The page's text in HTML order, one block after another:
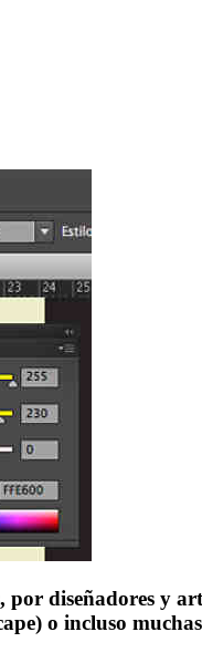
diseñadores y
o incluso